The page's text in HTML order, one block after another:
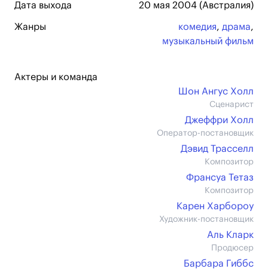
Дата выхода 20 мая 2004 (Австралия)
Жанры комедия, драма,
музыкальный фильм
Актеры и команда
Шон Ангус Холл
Сценарист
Джеффри Холл
Оператор-постановщик
Дэвид Трасселл
Композитор
Франсуа Тетаз
Композитор
Карен Харбороу
Художник-постановщик
Аль Кларк
Продюсер
Барбара Гиббс